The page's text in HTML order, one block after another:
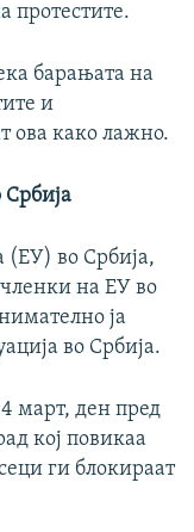
протестите.
барањата на
и
ова како лажно.
Србија
(ЕУ) во Србија,
на ЕУ во
ја
во Србија.
март, ден пред
кој повикаа
ги блокираат